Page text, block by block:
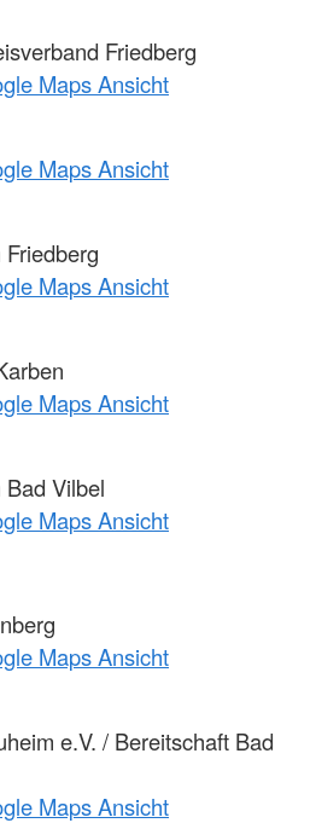
Friedberg
Maps Ansicht
Maps Ansicht
Maps Ansicht
Maps Ansicht
Vilbel
Maps Ansicht
Maps Ansicht
e.V. / Bereitschaft Bad
Maps Ansicht